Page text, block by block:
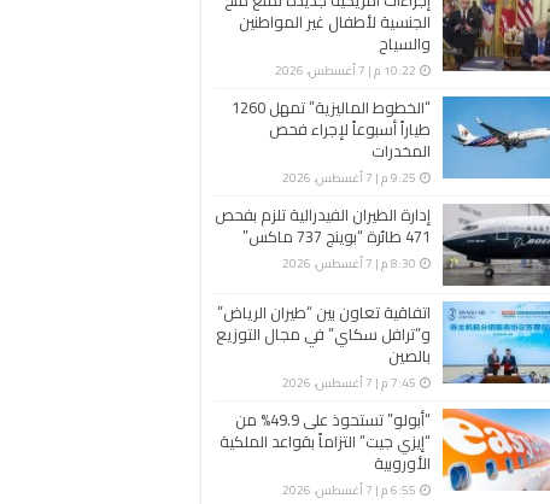
الجنسية لأطفال غير المواطنين
والسياح
10:22 م | 7 أغسطس، 2026
“الخطوط الماليزية” تمهل 1260
طياراً أسبوعاً لإجراء فحص
المخدرات
9:25 م | 7 أغسطس، 2026
إدارة الطيران الفيدرالية تلزم بفحص
471 طائرة “بوينج 737 ماكس”
8:30 م | 7 أغسطس، 2026
اتفاقية تعاون بين “طيران الرياض”
و”ترافل سكاي” في مجال التوزيع
بالصين
7:45 م | 7 أغسطس، 2026
“أبولو” تستحوذ على 49.9% من
“إيزي جيت” التزاماً بقواعد الملكية
الأوروبية
6:55 م | 7 أغسطس، 2026